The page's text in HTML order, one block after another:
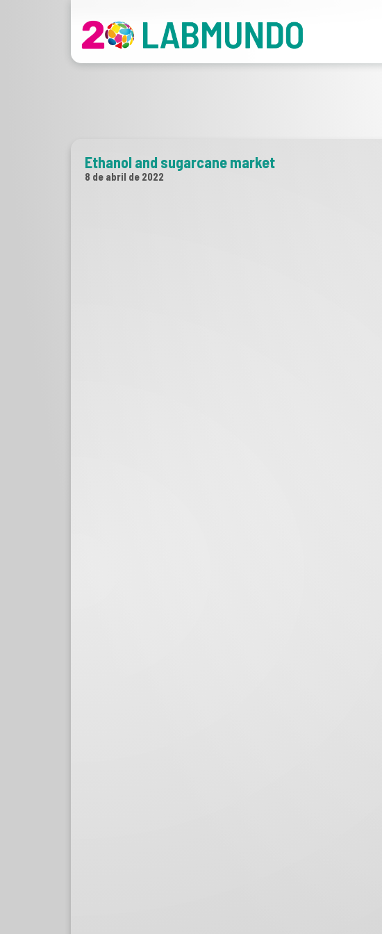
Ethanol and sugarcane market
8 de abril de 2022